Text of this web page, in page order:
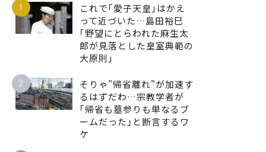
1
これで｢愛子天皇｣はかえ
って近づいた…島田裕巳
｢野望にとらわれた麻生太
郎が見落とした皇室典範の
大原則｣
2
そりゃ"帰省離れ"が加速す
るはずだわ…宗教学者が
｢帰省も墓参りも単なるブ
ームだった｣と断言するワ
ケ